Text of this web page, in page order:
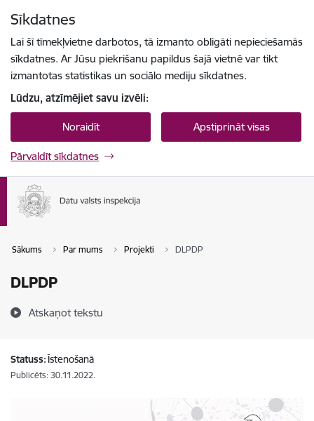
Sīkdatnes
Lai šī tīmekļvietne darbotos, tā izmanto obligāti nepieciešamās
sīkdatnes. Ar Jūsu piekrišanu papildus šajā vietnē var tikt
izmantotas statistikas un sociālo mediju sīkdatnes.
Lūdzu, atzīmējiet savu izvēli:
Noraidīt Apstiprināt visas
Pārvaldīt sīkdatnes
Sākums Par mums Projekti DLPDP
DLPDP
Atskaņot tekstu
Statuss:Īstenošanā
Publicēts: 30.11.2022.